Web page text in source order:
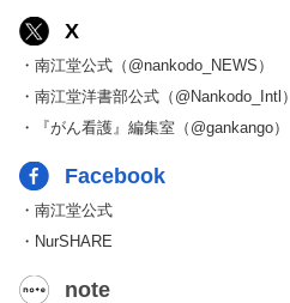
X
・南江堂公式（@nankodo_NEWS）
・南江堂洋書部公式（@Nankodo_Intl）
・『がん看護』編集室（@gankango）
Facebook
・南江堂公式
・NurSHARE
note